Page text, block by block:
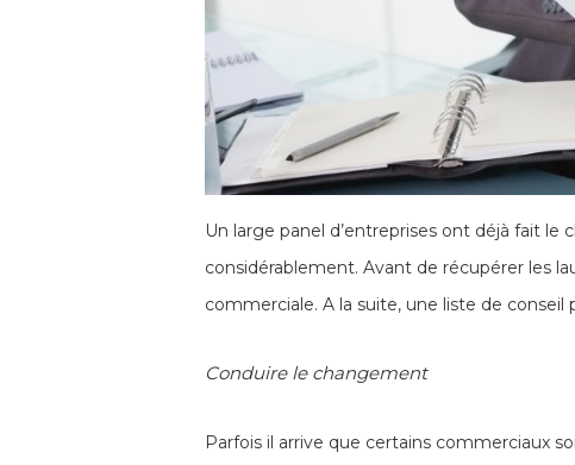
Un large panel d’entreprises ont déjà fait
considérablement. Avant de récupérer les
commerciale. A la suite, une liste de
Conduire le changement
Parfois il arrive que certains commerciaux